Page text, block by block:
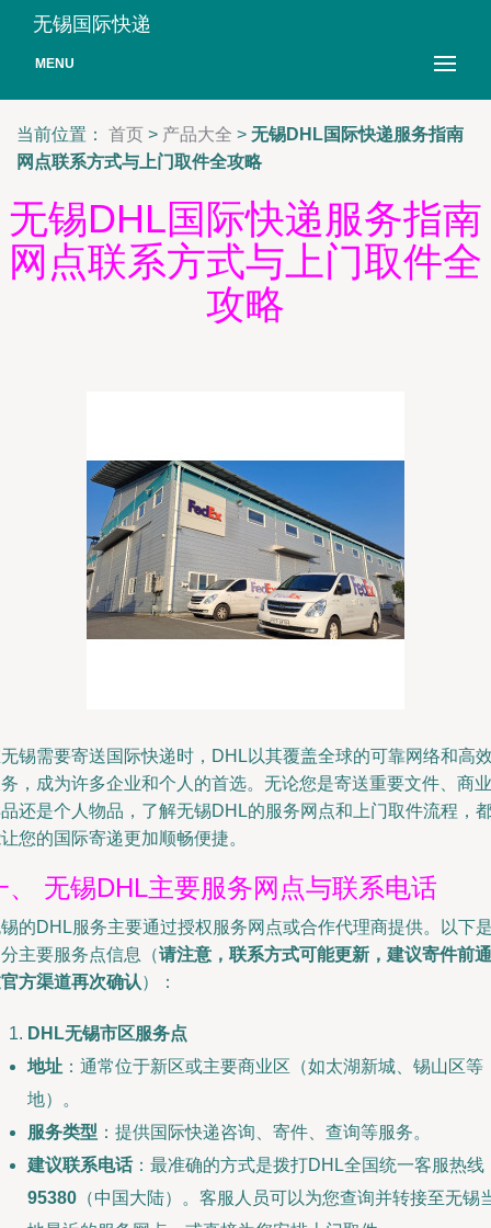
无锡国际快递
MENU
当前位置： 首页 > 产品大全 > 无锡DHL国际快递服务指南
网点联系方式与上门取件全攻略
无锡DHL国际快递服务指南
网点联系方式与上门取件全
攻略
锡需要寄送国际快递时，DHL以其覆盖全球的可靠网络和高
，成为许多企业和个人的首选。无论您是寄送重要文件、商业
还是个人物品，了解无锡DHL的服务网点和上门取件流程，
您的国际寄递更加顺畅便捷。
、 无锡DHL主要服务网点与联系电话
的DHL服务主要通过授权服务网点或合作代理商提供。以下
主要服务点信息（请注意，联系方式可能更新，建议寄件前通
方渠道再次确认 ）：
DHL无锡市区服务点
地址 ：通常位于新区或主要商业区（如太湖新城、锡山区等
地）。
服务类型 ：提供国际快递咨询、寄件、查询等服务。
建议联系电话：最准确的方式是拨打DHL全国统一客服热线
95380 （中国大陆）。客服人员可以为您查询并转接至无锡